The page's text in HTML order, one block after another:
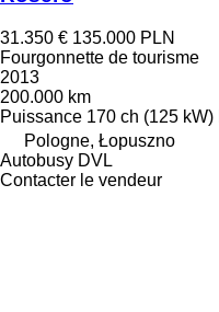
31.350 € 135.000 PLN
Fourgonnette de tourisme
2013
200.000 km
Puissance 170 ch (125 kW)
Pologne, Łopuszno
Autobusy DVL
Contacter le vendeur